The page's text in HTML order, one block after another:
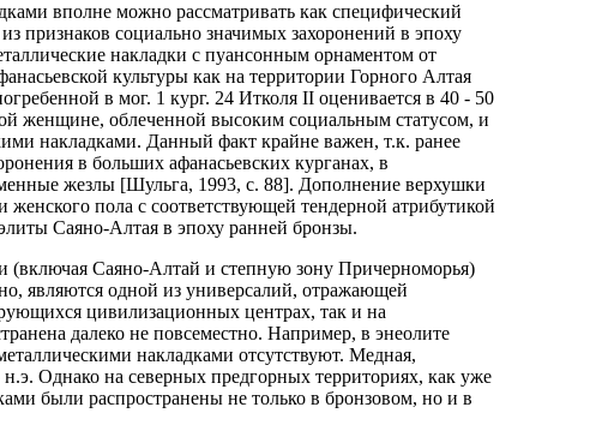
вполне можно рассматривать как специфический
признаков социально значимых захоронений в эпоху
накладки с пуансонным орнаментом от
культуры как на территории Горного Алтая
в мог. 1 кург. 24 Итколя II оценивается в 40 - 50
женщине, облеченной высоким социальным статусом, и
накладками. Данный факт крайне важен, т.к. ранее
в больших афанасьевских курганах, в
жезлы [Шульга, 1993, с. 88]. Дополнение верхушки
пола с соответствующей тендерной атрибутикой
Саяно-Алтая в эпоху ранней бронзы.
(включая Саяно-Алтай и степную зону Причерноморья)
являются одной из универсалий, отражающей
цивилизационных центрах, так и на
далеко не повсеместно. Например, в энеолите
накладками отсутствуют. Медная,
Однако на северных предгорных территориях, как уже
были распространены не только в бронзовом, но и в